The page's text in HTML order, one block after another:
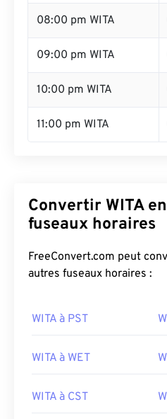
08:00 pm WITA
09:00 pm WITA
10:00 pm WITA
11:00 pm WITA
Convertir WITA
fuseaux horaires
FreeConvert.com peut
autres fuseaux horaires :
WITA à PST
WITA à WET
WITA à CST